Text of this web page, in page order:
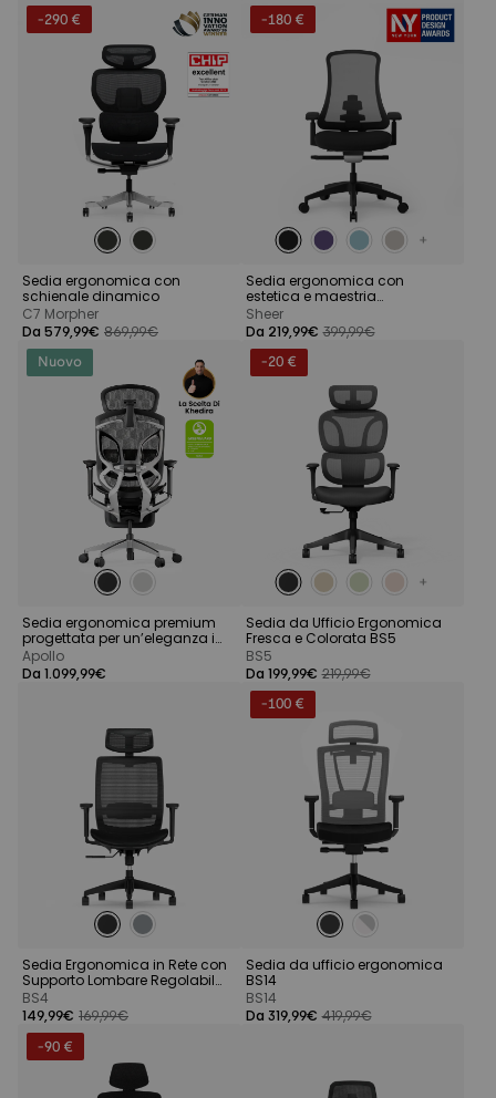
-290 €
Sedia ergonomica con
schienale dinamico
C7 Morpher
Da 579,99€ 869,99€
-180 €
Sedia ergonomica con
estetica e maestria
artigianale
Sheer
Da 219,99€ 399,99€
Nuovo
Sedia ergonomica premium
progettata per un’eleganza in
movimento
Apollo
Da 1.099,99€
-20 €
Sedia da Ufficio Ergonomica
Fresca e Colorata BS5
BS5
Da 199,99€ 219,99€
Sedia Ergonomica in Rete con
Supporto Lombare Regolabile
Integrato BS4
BS4
149,99€ 169,99€
-100 €
Sedia da ufficio ergonomica
BS14
BS14
Da 319,99€ 419,99€
-90 €